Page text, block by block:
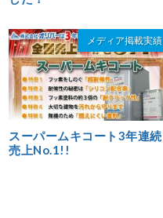
メディア掲載実績
スーパームキコート3年連続
売上No.1!!